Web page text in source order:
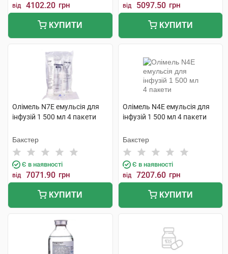
від 4102.20 грн
КУПИТИ
від 5097.50 грн
КУПИТИ
Олімель N7E емульсія для
інфузій 1 500 мл 4 пакети
Бакстер
Є в наявності
від 7071.90 грн
КУПИТИ
Олімель N4E емульсія для
інфузій 1 500 мл 4 пакети
Бакстер
Є в наявності
від 7207.60 грн
КУПИТИ